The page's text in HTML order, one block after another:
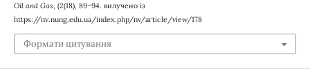
Oil and Gas, (2(18), 89–94. вилучено із
https://nv.nung.edu.ua/index.php/nv/article/view/178
Формати цитування